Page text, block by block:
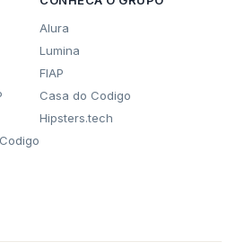
Alura
Lumina
FIAP
Casa do Codigo
Hipsters.tech